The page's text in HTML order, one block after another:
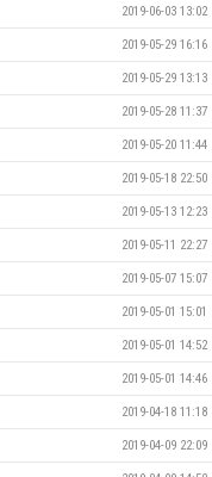
2019-06-03 13:02
2019-05-29 16:16
2019-05-29 13:13
2019-05-28 11:37
2019-05-20 11:44
2019-05-18 22:50
2019-05-13 12:23
2019-05-11 22:27
2019-05-07 15:07
2019-05-01 15:01
2019-05-01 14:52
2019-05-01 14:46
2019-04-18 11:18
2019-04-09 22:09